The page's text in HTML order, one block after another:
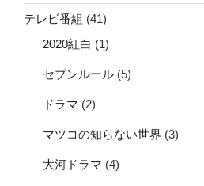
テレビ番組 (41)
2020紅白 (1)
セブンルール (5)
ドラマ (2)
マツコの知らない世界 (3)
大河ドラマ (4)